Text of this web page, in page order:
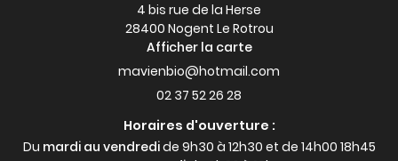
4 bis rue de la Herse
28400 Nogent Le Rotrou
Afficher la carte
02 37 52 26 28
Horaires d'ouverture :
Du mardi au vendredide 9h30 à 12h30 et de 14h00 18h45